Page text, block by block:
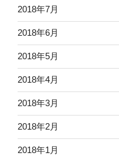
2018年7月
2018年6月
2018年5月
2018年4月
2018年3月
2018年2月
2018年1月